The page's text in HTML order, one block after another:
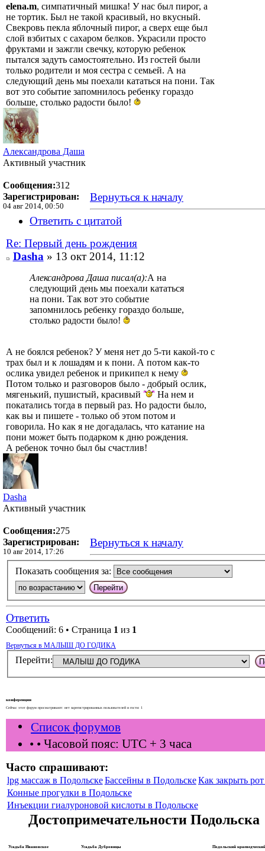
elena.m, симпатичный мишка! У нас был пирог, а
не тортик. Был не такой красивый, но вкусный.
Свекровь пекла яблочный пирог, а сверх еще был
слой взбитых с сахаром белков. Украсили просто
фруктами и зажгли свечку, которую ребенок
пытался задуть самостоятельно. Из гостей были
только родители и моя сестра с семьей. А на
следующий день мы поехали кататься на пони. Так
вот это событие запомнилось ребенку гораздо
больше, столько радости было!
Александрова Даша
Активный участник
Сообщения:312
Зарегистрирован:
04 авг 2014, 00:50
Вернуться к началу
Ответить с цитатой
Re: Первый день рождения
Dasha» 13 окт 2014, 11:12
Александрова Даша писал(а):А на
следующий день мы поехали кататься
на пони. Так вот это событие
запомнилось ребенку гораздо больше,
столько радости было!
А не боялся ребенок? У меня нет до 5-ти какой-то с
трах был и к лошадям и к пони. А потом как-то
ослика увидел ребенок и прикипел к нему
Потом только и разговоров было - добрый ослик,
мягенький, пушистый, красивый
На нем и
покатались тогда в первый раз. Но радости было,
как вы и пишете - только об этом потом и
говорила. Но как я не догадалась, что катание на
пони может быть подарком к дню рождения.
А ребенок точно был бы счастлив!
Dasha
Активный участник
Сообщения:275
Зарегистрирован:
10 авг 2014, 17:26
Вернуться к началу
Показать сообщения за:
Ответить
Сообщений: 6 • Страница 1 из 1
Вернуться в МАЛЫШ ДО ГОДИКА
Перейти:
конференции
Сейчас этот форум просматривают: нет зарегистрированных пользователей и гости: 1
Список форумов
• • Часовой пояс: UTC + 3 часа
Часто спрашивают:
lpg массаж в Подольске Бассейны в ПодольскеКак закрыть
Конные прогулки в Подольске
Инъекции гиалуроновой кислоты в Подольске
Достопримечательности Подольска
Усадьба Ивановское Усадьба Дубровицы Подольский